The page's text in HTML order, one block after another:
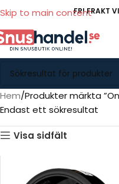
Skip to main contentFRI FRAKT
Hem Produkter märkta
Endast ett sökresultat
Visa sidfält